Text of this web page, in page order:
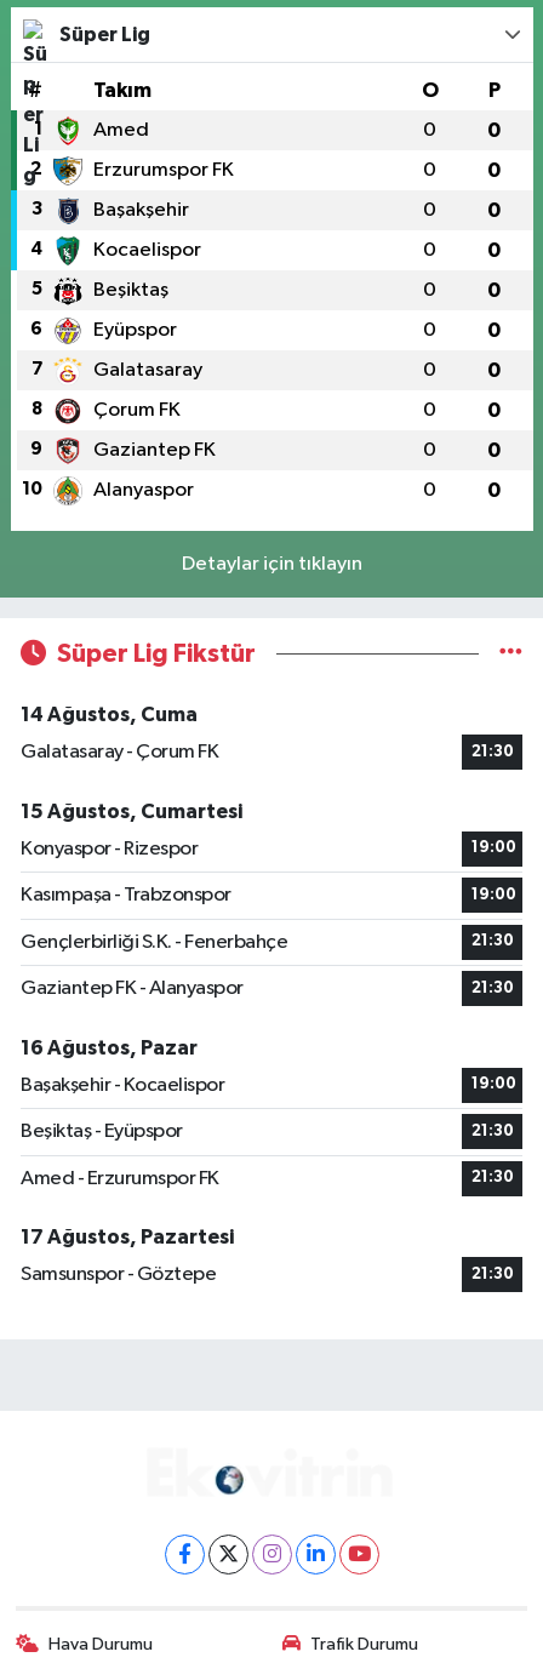
Süper Lig
# Takım O P
1 Amed 0 0
2 Erzurumspor FK 0 0
3 Başakşehir 0 0
4 Kocaelispor 0 0
5 Beşiktaş 0 0
6 Eyüpspor 0 0
7 Galatasaray 0 0
8 Çorum FK 0 0
9 Gaziantep FK 0 0
10 Alanyaspor 0 0
Detaylar için tıklayın
Süper Lig Fikstür
14 Ağustos, Cuma
Galatasaray - Çorum FK
21:30
15 Ağustos, Cumartesi
Konyaspor - Rizespor
19:00
Kasımpaşa - Trabzonspor 19:00
Gençlerbirliği S.K. - Fenerbahçe 21:30
Gaziantep FK - Alanyaspor 21:30
16 Ağustos, Pazar
Başakşehir - Kocaelispor
19:00
Beşiktaş - Eyüpspor 21:30
Amed - Erzurumspor FK 21:30
17 Ağustos, Pazartesi
Samsunspor - Göztepe
21:30
Hava Durumu Trafik Durumu